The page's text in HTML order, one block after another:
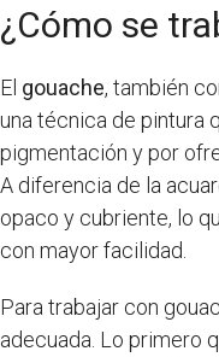
¿Cómo se
El gouache, también
una técnica de pintura
pigmentación y por
A diferencia de la
opaco y cubriente, lo
con mayor facilidad.
Para trabajar con
adecuada. Lo primero